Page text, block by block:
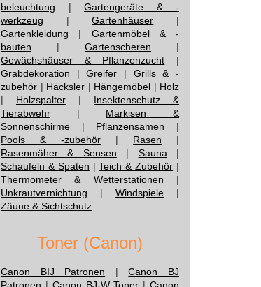
beleuchtung | Gartengeräte & -
werkzeug |Gartenhäuser |
Gartenkleidung | Gartenmöbel & -
bauten | Gartenscheren |
Gewächshäuser & Pflanzenzucht |
Grabdekoration |Greifer | Grills & -
zubehör | Häcksler | Hängemöbel | Holz
| Holzspalter | Insektenschutz &
Tierabwehr | Markisen &
Sonnenschirme | Pflanzensamen |
Pools & -zubehör | Rasen |
Rasenmäher & Sensen | Sauna |
Schaufeln & Spaten |Teich & Zubehör |
Thermometer & Wetterstationen |
Unkrautvernichtung | Windspiele |
Zäune & Sichtschutz
Toner (Canon)
Canon BIJ Patronen |Canon BJ